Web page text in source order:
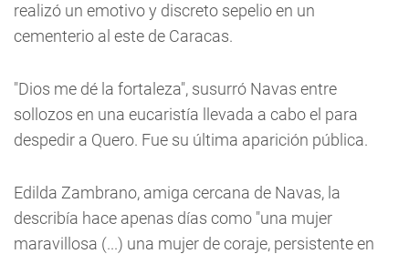
realizó un emotivo y discreto sepelio en un
cementerio al este de Caracas.
"Dios me dé la fortaleza", susurró Navas entre
sollozos en una eucaristía llevada a cabo el para
despedir a Quero. Fue su última aparición pública.
Edilda Zambrano, amiga cercana de Navas, la
describía hace apenas días como "una mujer
maravillosa (...) una mujer de coraje, persistente en